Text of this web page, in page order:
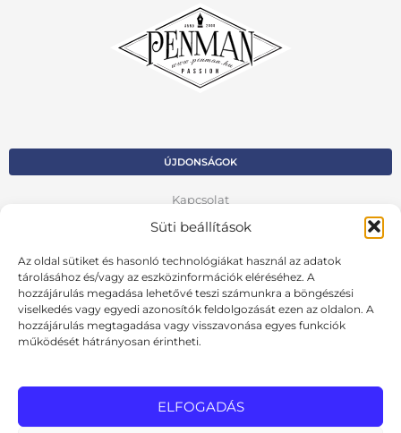
Süti beállítások
Az oldal sütiket és hasonló technológiákat használ az adatok
tárolásához és/vagy az eszközinformációk eléréséhez. A
hozzájárulás megadása lehetővé teszi számunkra a böngészési
viselkedés vagy egyedi azonosítók feldolgozását ezen az oldalon. A
hozzájárulás megtagadása vagy visszavonása egyes funkciók
működését hátrányosan érintheti.
ELFOGADÁS
ÚJDONSÁGOK
Kapcsolat
Kosár
Fiók
Adatvédelmi szabályzat
VISSZA AZ ELŐZŐ OLDALRA
Cookie szabályzat